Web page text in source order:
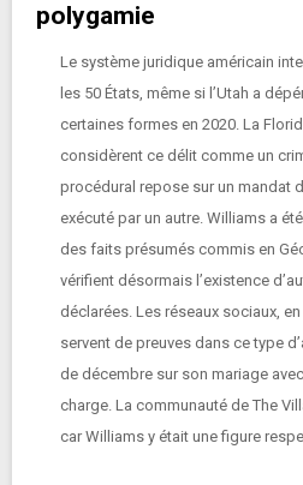
polygamie
Le système juridique américain
les 50 États, même si l’Utah a
certaines formes en 2020. La
considèrent ce délit comme un
procédural repose sur un mandat
exécuté par un autre. Williams a
des faits présumés commis en
vérifient désormais l’existence
déclarées. Les réseaux sociaux,
servent de preuves dans ce type
de décembre sur son mariage
charge. La communauté de The
car Williams y était une figure